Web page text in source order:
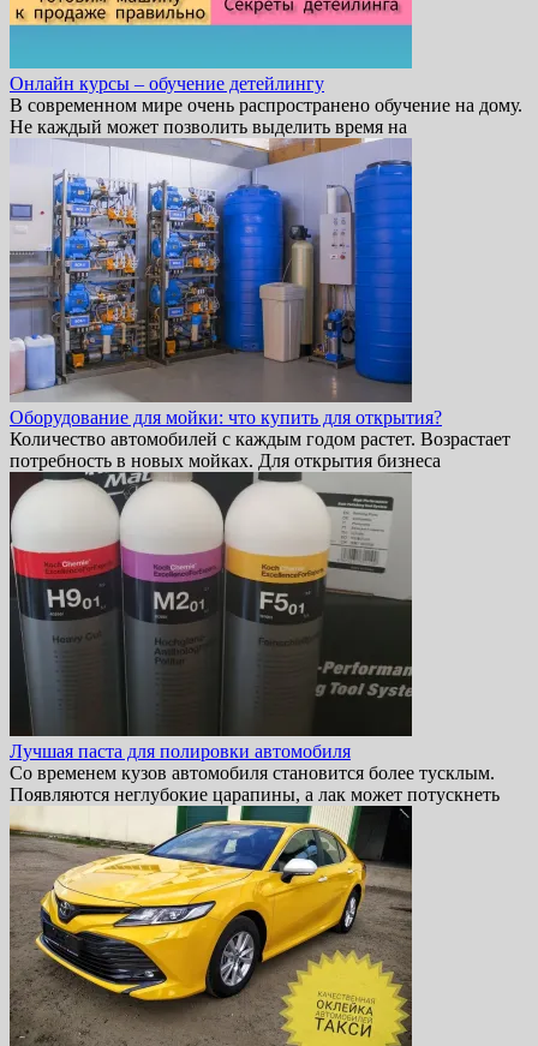
Онлайн курсы – обучение детейлингу
В современном мире очень распространено обучение на дому.
Не каждый может позволить выделить время на
Оборудование для мойки: что купить для открытия?
Количество автомобилей с каждым годом растет. Возрастает
потребность в новых мойках. Для открытия бизнеса
Лучшая паста для полировки автомобиля
Со временем кузов автомобиля становится более тусклым.
Появляются неглубокие царапины, а лак может потускнеть